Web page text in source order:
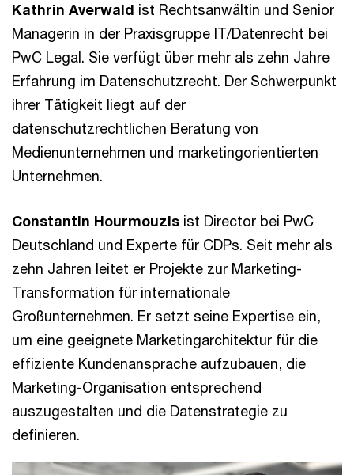
Kathrin Averwald ist Rechtsanwältin und Senior
Managerin in der Praxisgruppe IT/Datenrecht bei
PwC Legal. Sie verfügt über mehr als zehn Jahre
Erfahrung im Datenschutzrecht. Der Schwerpunkt
ihrer Tätigkeit liegt auf der
datenschutzrechtlichen Beratung von
Medienunternehmen und marketingorientierten
Unternehmen.
Constantin Hourmouzis ist Director bei PwC
Deutschland und Experte für CDPs. Seit mehr als
zehn Jahren leitet er Projekte zur Marketing-
Transformation für internationale
Großunternehmen. Er setzt seine Expertise ein,
um eine geeignete Marketingarchitektur für die
effiziente Kundenansprache aufzubauen, die
Marketing-Organisation entsprechend
auszugestalten und die Datenstrategie zu
definieren.